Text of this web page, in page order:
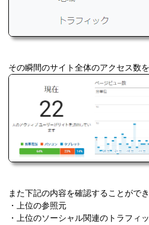
その瞬間のサイト全体のアクセス数
また下記の内容を確認することができ
・上位の参照元
・上位のソーシャル関連のトラフィ